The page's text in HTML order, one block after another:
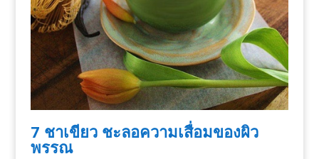
7 ชาเขียว ชะลอความเสื่อมของผิว
พรรณ